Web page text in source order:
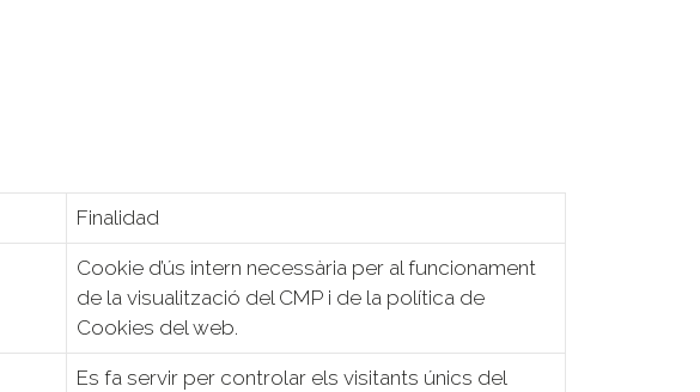
Finalidad
Cookie d’ús intern necessària per al funcionament
de la visualització del CMP i de la política de
Cookies del web.
Es fa servir per controlar els visitants únics del